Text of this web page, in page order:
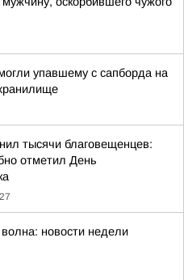
упавшему с сапборда на
тысячи благовещенцев:
отметил День
новости недели